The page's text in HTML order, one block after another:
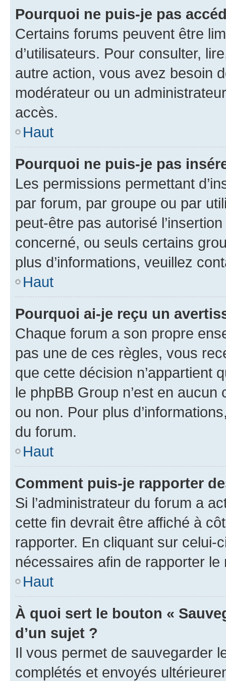
Pourquoi ne puis-je pas
Certains forums peuvent être
d’utilisateurs. Pour consulter,
autre action, vous avez besoin
modérateur ou un
accès.
Haut
Pourquoi ne puis-je pas
Les permissions permettant
par forum, par groupe ou par
peut-être pas autorisé
concerné, ou seuls certains
plus d’informations, veuillez
Haut
Pourquoi ai-je reçu un
Chaque forum a son propre
pas une de ces règles, vous
que cette décision n’appartient
le phpBB Group n’est en
ou non. Pour plus
du forum.
Haut
Comment puis-je rapporter
Si l’administrateur du forum a
cette fin devrait être affiché à
rapporter. En cliquant sur
nécessaires afin de rapporter le
Haut
À quoi sert le bouton «
d’un sujet ?
Il vous permet de sauvegarder
complétés et envoyés